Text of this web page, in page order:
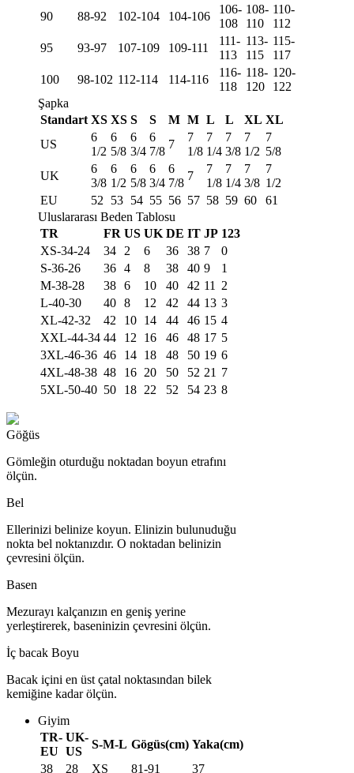
90
88-92 102-104 104-106
106-
108
108-
110
110-
112
95
93-97 107-109 109-111
111-
113
113-
115
115-
117
100
98-102 112-114 114-116
116-
118
118-
120
120-
122
Şapka
Standart XS XS S S M M L L XL XL
US
6
1/2
6
5/8
6
3/4
6
7/8
7
7
1/8
7
1/4
7
3/8
7
1/2
7
5/8
UK
6
3/8
6
1/2
6
5/8
6
3/4
6
7/8
7
7
1/8
7
1/4
7
3/8
7
1/2
EU
52 53 54 55 56 57 58 59 60
61
Uluslararası Beden Tablosu
TR
FR US UK DE IT JP 123
XS-34-24
34 2 6 36 38 7
0
S-36-26
36 4 8 38 40 9
1
M-38-28
38 6 10 40 42 11
2
L-40-30
40 8 12 42 44 13 3
XL-42-32
42 10 14 44 46 15 4
XXL-44-34 44 12 16 46 48 17 5
3XL-46-36 46 14 18 48 50 19 6
4XL-48-38 48 16 20 50 52 21 7
5XL-50-40 50 18 22 52 54 23 8
Göğüs
Gömleğin oturduğu noktadan boyun etrafını
ölçün.
Bel
Ellerinizi belinize koyun. Elinizin bulunuduğu
nokta bel noktanızdır. O noktadan belinizin
çevresini ölçün.
Basen
Mezurayı kalçanızın en geniş yerine
yerleştirerek, baseninizin çevresini ölçün.
İç bacak Boyu
Bacak içini en üst çatal noktasından bilek
kemiğine kadar ölçün.
Giyim
TR-
EU
UK-
US
S-M-L Gögüs(cm) Yaka(cm)
38
28 XS 81-91 37